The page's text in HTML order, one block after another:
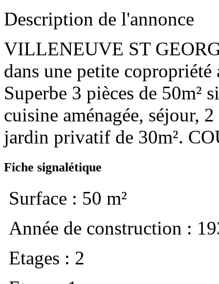
Description de l'annonce
VILLENEUVE ST
dans une petite
Superbe 3 pièces de 50m²
cuisine aménagée, séjour,
jardin privatif de 30m².
Fiche signalétique
Surface : 50 m²
Année de construction :
Etages : 2